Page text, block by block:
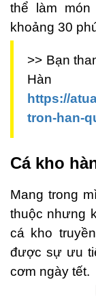
thể làm
khoảng 30
>> Bạn
https://
tron-han-
Cá kho
Mang trong
thuộc nhưng
cá kho
được sự ưu
cơm ngày tết.